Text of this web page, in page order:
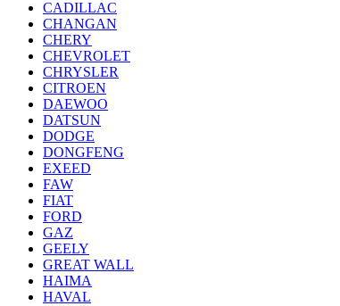
CADILLAC
CHANGAN
CHERY
CHEVROLET
CHRYSLER
CITROEN
DAEWOO
DATSUN
DODGE
DONGFENG
EXEED
FAW
FIAT
FORD
GAZ
GEELY
GREAT WALL
HAIMA
HAVAL